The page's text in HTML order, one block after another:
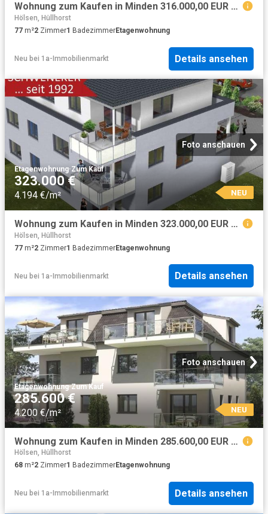
Wohnung zum Kaufen in Minden 316.000,00 EUR 77 m²
Hölsen, Hüllhorst
77 m²2 Zimmer1 BadezimmerEtagenwohnung
Neu bei 1a-Immobilienmarkt Details ansehen
Foto anschauen
Etagenwohnung·Zum Kauf
323.000 €
4.194 €/m² NEU
Wohnung zum Kaufen in Minden 323.000,00 EUR 77 m²
Hölsen, Hüllhorst
77 m²2 Zimmer1 BadezimmerEtagenwohnung
Neu bei 1a-Immobilienmarkt Details ansehen
Foto anschauen
Etagenwohnung·Zum Kauf
285.600 €
4.200 €/m² NEU
Wohnung zum Kaufen in Minden 285.600,00 EUR 68.89 m²
Hölsen, Hüllhorst
68 m²2 Zimmer1 BadezimmerEtagenwohnung
Neu bei 1a-Immobilienmarkt Details ansehen